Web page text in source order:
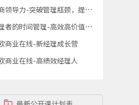
导力-突破管理瓶颈，提升组织绩效
的时间管理-高效高价值工作（线上版）
商业在线-新经理成长营
商业在线-高绩效经理人